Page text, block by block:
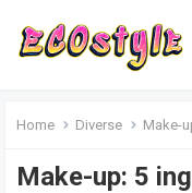
Home Diverse Make-
Make-up: 5